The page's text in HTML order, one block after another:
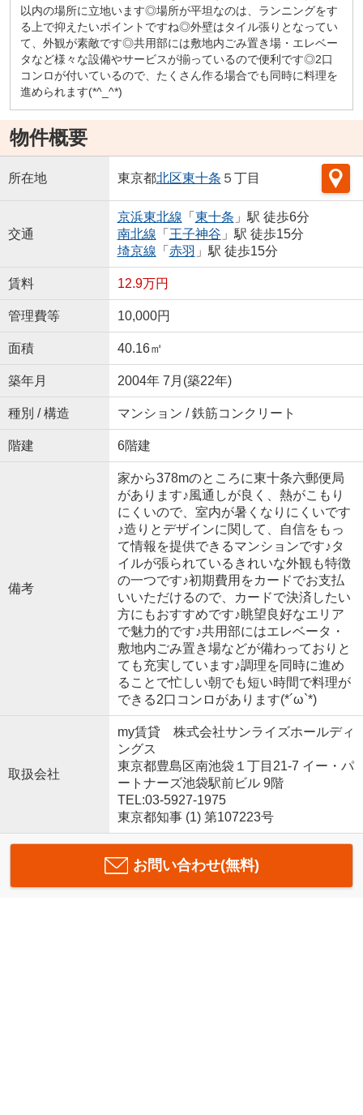
以内の場所に立地います◎場所が平坦なのは、ランニングをす
る上で抑えたいポイントですね◎外壁はタイル張りとなってい
て、外観が素敵です◎共用部には敷地内ごみ置き場・エレベー
タなど様々な設備やサービスが揃っているので便利です◎2口
コンロが付いているので、たくさん作る場合でも同時に料理を
進められます(*^_^*)
物件概要
所在地 東京都北区東十条 ５丁目
交通
京浜東北線 「 東十条 」駅 徒歩6分
南北線 「 王子神谷 」駅 徒歩15分
埼京線 「 赤羽 」駅 徒歩15分
賃料 12.9万円
管理費等 10,000円
面積 40.16㎡
築年月 2004年 7月(築22年)
種別 / 構造 マンション / 鉄筋コンクリート
階建 6階建
備考
家から378mのところに東十条六郵便局
があります♪風通しが良く、熱がこもり
にくいので、室内が暑くなりにくいです
♪造りとデザインに関して、自信をもっ
て情報を提供できるマンションです♪タ
イルが張られているきれいな外観も特徴
の一つです♪初期費用をカードでお支払
いいただけるので、カードで決済したい
方にもおすすめです♪眺望良好なエリア
で魅力的です♪共用部にはエレベータ・
敷地内ごみ置き場などが備わっておりと
ても充実しています♪調理を同時に進め
ることで忙しい朝でも短い時間で料理が
できる2口コンロがあります(*´ω`*)
取扱会社
my賃貸 株式会社サンライズホールディ
ングス
東京都豊島区南池袋１丁目21-7 イー・パ
ートナーズ池袋駅前ビル 9階
TEL:03-5927-1975
東京都知事 (1) 第107223号
お問い合わせ(無料)